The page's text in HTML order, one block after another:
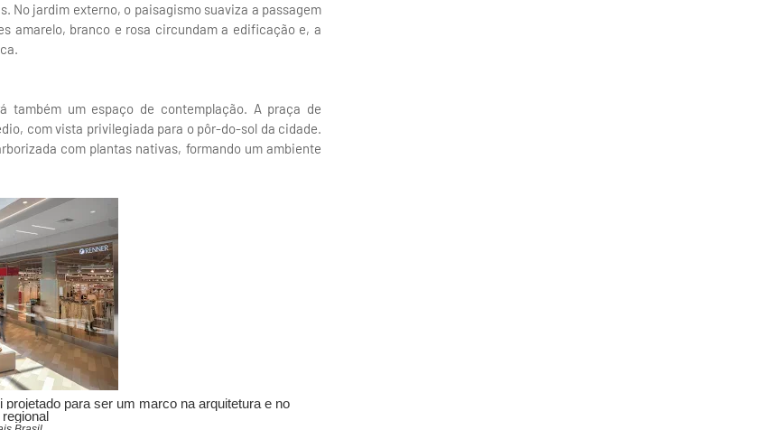
No jardim externo, o paisagismo suaviza a passagem
amarelo, branco e rosa circundam a edificação e, a
também um espaço de contemplação. A praça de
com vista privilegiada para o pôr-do-sol da cidade.
com plantas nativas, formando um ambiente
para ser um marco na arquitetura e no